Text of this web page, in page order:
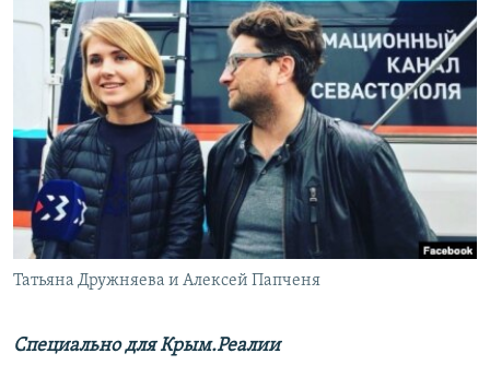
ТЕЛЕПРОЕКТ КРЫМ.РЕАЛИИ
СОВЕТЫ ПРАВОЗАЩИТНИКОВ
ПРОПАВШИЕ БЕЗ ВЕСТИ
ПОБЕДИТЕЛЕЙ НЕ СУДЯТ?
КРЫМ.НЕПОКОРЕННЫЙ
ELIFBE
УКРАИНСКАЯ ПРОБЛЕМА КРЫМА
Українською
Qırımtatar
ПРИСОЕДИНЯЙТЕСЬ!
Все сайты RFE/RL
Татьяна Дружняева и Алексей Папченя
Специально для Крым.Реалии